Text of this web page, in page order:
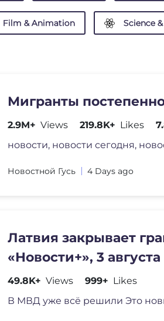
Film & Animation Science
Мигранты
2.9M+ Views 219.8K+ Likes
новости, новости сегодня,
Новостной Гусь 4 Days ago
Латвия закрывает
«Новости+», 3 августа
49.8K+ Views 999+ Likes
В МВД уже всё решили Это